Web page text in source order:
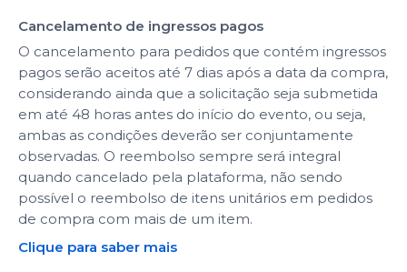
Cancelamento de ingressos pagos
O cancelamento para pedidos que contém ingressos
pagos serão aceitos até 7 dias após a data da compra,
considerando ainda que a solicitação seja submetida
em até 48 horas antes do início do evento, ou seja,
ambas as condições deverão ser conjuntamente
observadas. O reembolso sempre será integral
quando cancelado pela plataforma, não sendo
possível o reembolso de itens unitários em pedidos
de compra com mais de um item.
Clique para saber mais